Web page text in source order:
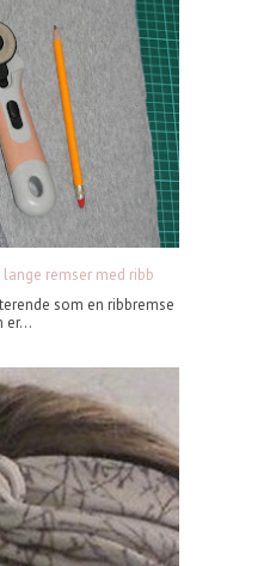
remser med ribb
som en ribbremse
er...